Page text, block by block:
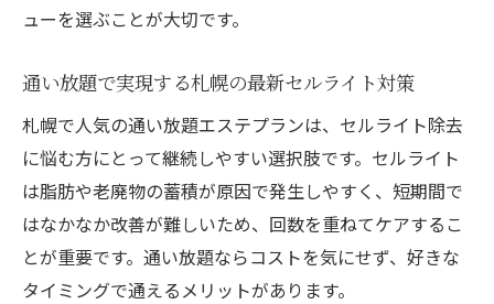
札幌のセルライト除去が得意なサロン比較
痩身エステの通い放題で実感する肌質変化
都度払いと通い放題のメリットを徹底比較
セルライト改善を目指すなら継続ケアが鍵
セルライト除去とニキビケアを両立する方
法
札幌の通い放題エステで実感する痩身効果
ューを選ぶことが大切です。
通い放題で実現する札幌の最新セルライト対策
札幌で人気の通い放題エステプランは、セルライト除去
に悩む方にとって継続しやすい選択肢です。セルライト
は脂肪や老廃物の蓄積が原因で発生しやすく、短期間で
はなかなか改善が難しいため、回数を重ねてケアするこ
とが重要です。通い放題ならコストを気にせず、好きな
タイミングで通えるメリットがあります。